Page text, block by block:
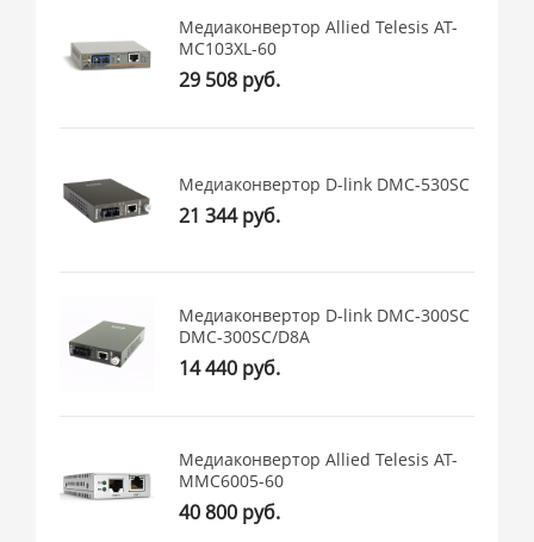
Медиаконвертор Allied Telesis AT-
MC103XL-60
29 508 руб.
Медиаконвертор D-link DMC-530SC
21 344 руб.
Медиаконвертор D-link DMC-300SC
DMC-300SC/D8A
14 440 руб.
Медиаконвертор Allied Telesis AT-
MMC6005-60
40 800 руб.